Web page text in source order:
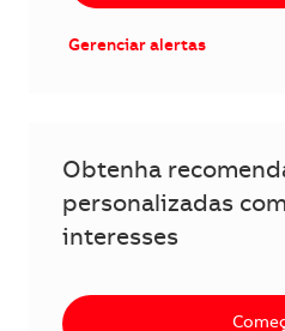
Gerenciar alertas
Obtenha
personalizadas
interesses